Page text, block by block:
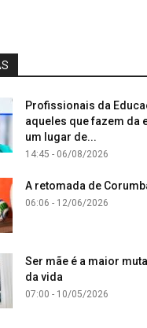
Profissionais da
aqueles que fazem da
um lugar de...
14:45 - 06/08/2026
A retomada de
06:06 - 12/06/2026
Ser mãe é a maior
da vida
07:00 - 10/05/2026